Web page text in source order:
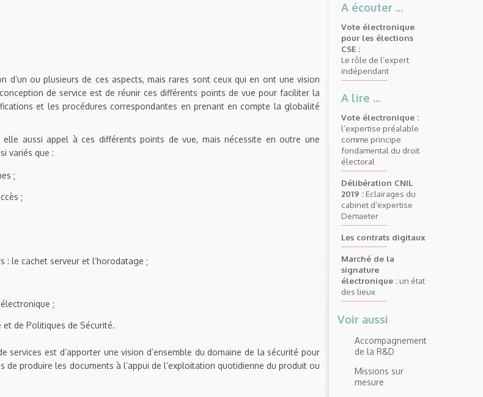
d’un ou plusieurs de ces aspects, mais rares sont ceux qui en ont une vision
de service est de réunir ces différents points de vue pour faciliter la
et les procédures correspondantes en prenant en compte la globalité
aussi appel à ces différents points de vue, mais nécessite en outre une
variés que :
;
;
: le cachet serveur et l’horodatage ;
;
de Politiques de Sécurité.
services est d’apporter une vision d’ensemble du domaine de la sécurité pour
de produire les documents à l’appui de l’exploitation quotidienne du produit ou
A écouter ...
Vote électronique
pour les élections
CSE :
Le rôle de l’expert
indépendant
A lire ...
Vote électronique :
l’expertise préalable
comme principe
fondamental du droit
électoral
Délibération CNIL
2019 : Eclairages du
cabinet d’expertise
Demaeter
Les contrats digitaux
Marché de la
signature
électronique : un état
des lieux
Voir aussi
Accompagnement
de la R&D
Missions sur
mesure